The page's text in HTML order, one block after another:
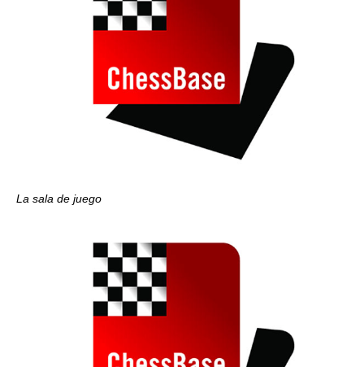
La sala de juego